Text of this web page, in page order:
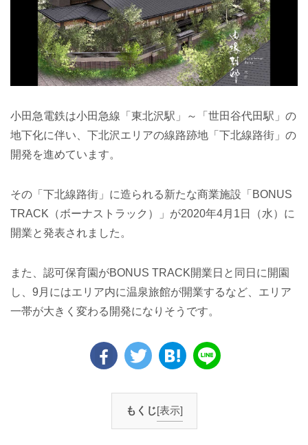
小田急電鉄は小田急線「東北沢駅」～「世田谷代田駅」の
地下化に伴い、下北沢エリアの線路跡地「下北線路街」の
開発を進めています。
その「下北線路街」に造られる新たな商業施設「BONUS
TRACK（ボーナストラック）」が2020年4月1日（水）に
開業と発表されました。
また、認可保育園がBONUS TRACK開業日と同日に開園
し、9月にはエリア内に温泉旅館が開業するなど、エリア
一帯が大きく変わる開発になりそうです。
もくじ[表示]